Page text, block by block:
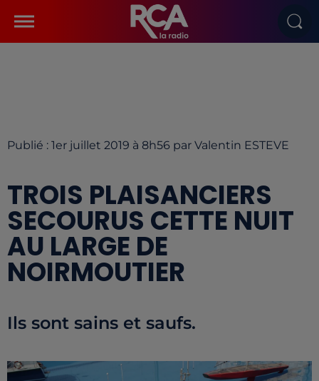
Publié : 1er juillet 2019 à 8h56 par Valentin ESTEVE
TROIS PLAISANCIERS
SECOURUS CETTE NUIT
AU LARGE DE
NOIRMOUTIER
Ils sont sains et saufs.